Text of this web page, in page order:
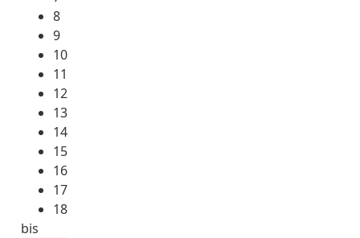
8
9
10
11
12
13
14
15
16
17
18
bis